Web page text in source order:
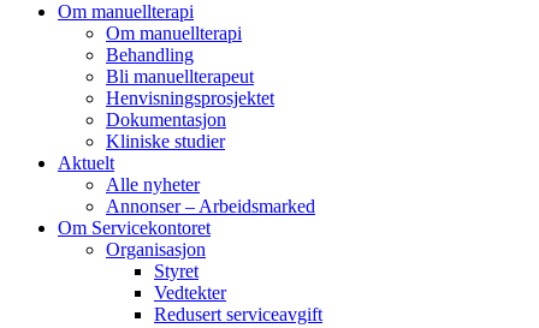
Om manuellterapi
Om manuellterapi
Behandling
Bli manuellterapeut
Henvisningsprosjektet
Dokumentasjon
Kliniske studier
Aktuelt
Alle nyheter
Annonser – Arbeidsmarked
Om Servicekontoret
Organisasjon
Styret
Vedtekter
Redusert serviceavgift